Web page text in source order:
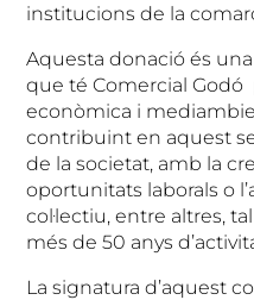
institucions de la
Aquesta donació és
que té Comercial Godó
econòmica i
contribuint en aquest
de la societat, amb la
oportunitats laborals o
col·lectiu, entre altres,
més de 50 anys
La signatura d’aquest